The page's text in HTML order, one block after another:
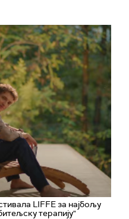
LIFFE за најбољу
терапију"